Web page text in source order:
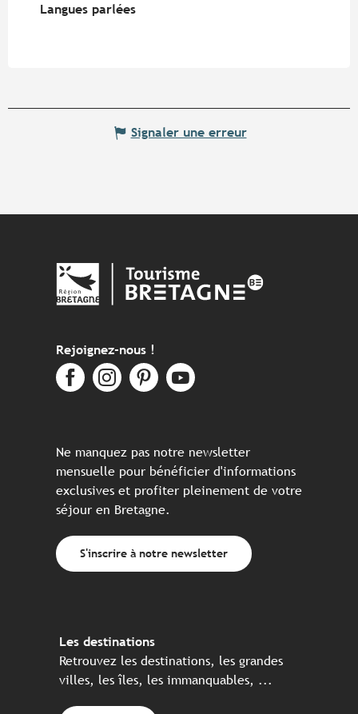
Langues parlées
Langues parlées
Signaler une erreur
Rejoignez-nous !
Ne manquez pas notre newsletter
mensuelle pour bénéficier d'informations
exclusives et profiter pleinement de votre
séjour en Bretagne.
S'inscrire à notre newsletter
Les destinations
Retrouvez les destinations, les grandes
villes, les îles, les immanquables, ...